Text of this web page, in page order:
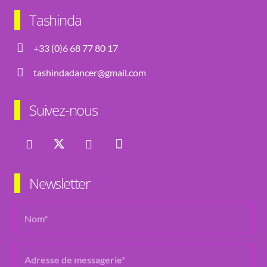
Tashinda
+33 (0)6 68 77 80 17
tashindadancer@gmail.com
Suivez-nous
Newsletter